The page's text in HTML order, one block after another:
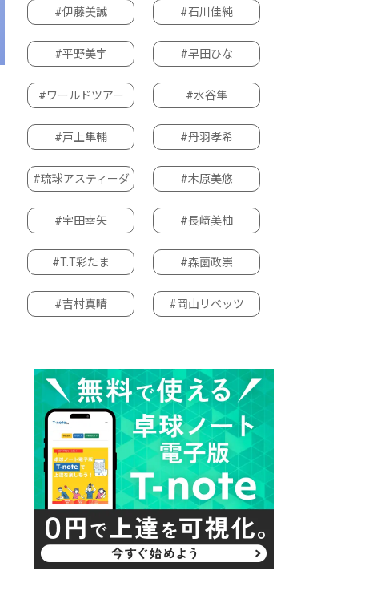
#伊藤美誠 #石川佳純
#平野美宇 #早田ひな
#ワールドツアー #水谷隼
#戸上隼輔 #丹羽孝希
#琉球アスティーダ #木原美悠
#宇田幸矢 #長﨑美柚
#T.T彩たま #森薗政崇
#吉村真晴 #岡山リベッツ